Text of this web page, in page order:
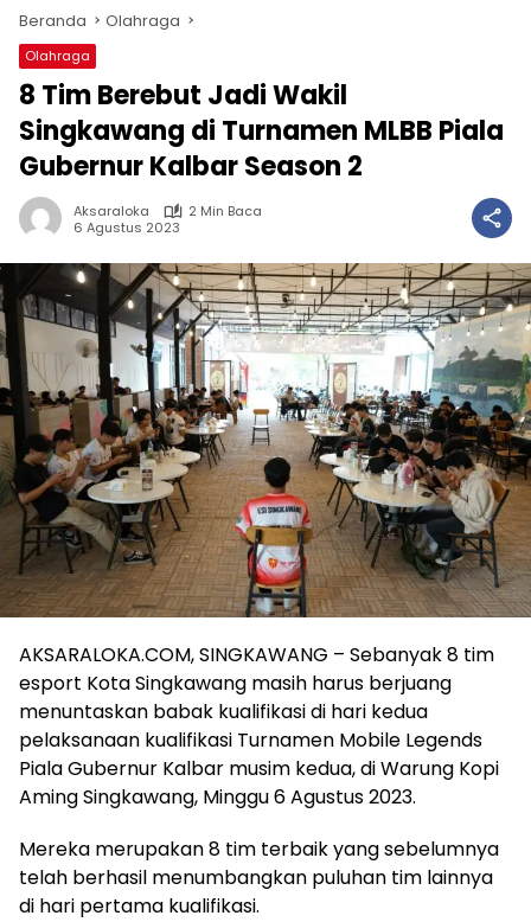
Beranda Olahraga
Olahraga
8 Tim Berebut Jadi Wakil
Singkawang di Turnamen MLBB Piala
Gubernur Kalbar Season 2
Aksaraloka
2 Min Baca
6 Agustus 2023
AKSARALOKA.COM, SINGKAWANG – Sebanyak 8 tim
esport Kota Singkawang masih harus berjuang
menuntaskan babak kualifikasi di hari kedua
pelaksanaan kualifikasi Turnamen Mobile Legends
Piala Gubernur Kalbar musim kedua, di Warung Kopi
Aming Singkawang, Minggu 6 Agustus 2023.
Mereka merupakan 8 tim terbaik yang sebelumnya
telah berhasil menumbangkan puluhan tim lainnya
di hari pertama kualifikasi.